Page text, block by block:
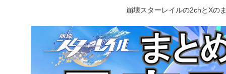
崩壊スターレイルの2chとXの